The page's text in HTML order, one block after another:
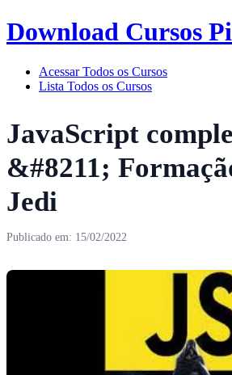
Download Cursos
Acessar Todos os Cursos
Lista Todos os Cursos
JavaScript
&#8211;
Jedi
Publicado em: 15/02/2022